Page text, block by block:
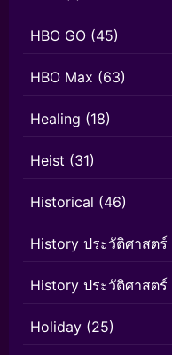
HBO GO (45)
HBO Max (63)
Healing (18)
Heist (31)
Historical (46)
History ประวัติศาสตร์
History ประวัติศาสตร์
Holiday (25)